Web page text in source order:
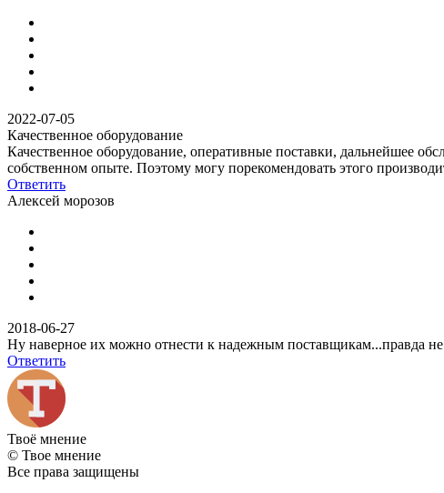
2022-07-05
Качественное оборудование
Качественное оборудование, оперативные поставки, дальнейшее
собственном опыте. Поэтому могу порекомендовать этого
Ответить
Алексей морозов
2018-06-27
Ну наверное их можно отнести к надежным поставщикам...правда
Ответить
Твоё мнение
© Твое мнение
Все права защищены